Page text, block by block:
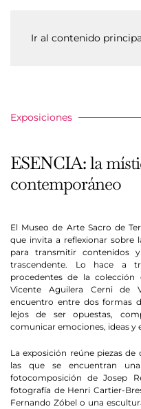
Ir al contenido
Exposiciones
ESENCIA: la
contemporáneo
El Museo de Arte Sacro de
que invita a reflexionar sobre
para transmitir contenidos
trascendente. Lo hace a
procedentes de la
Vicente Aguilera Cerni de
encuentro entre dos formas
lejos de ser opuestas,
comunicar emociones, ideas y
La exposición reúne piezas
las que se encuentran
fotocomposición de Josep
fotografía de Henri Cartier-
Fernando Zóbel o una